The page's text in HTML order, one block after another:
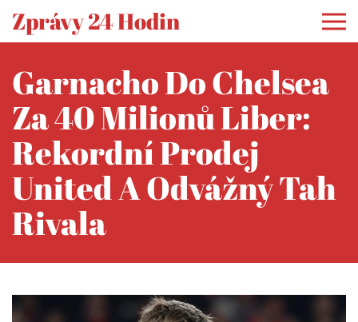
Zprávy 24 Hodin
Garnacho Do Chelsea
Za 40 Milionů Liber:
Rekordní Prodej
United A Odvážný Tah
Rivala